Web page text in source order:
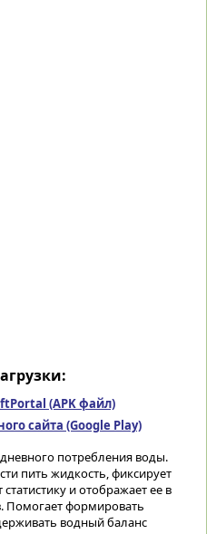
(APK файл)
сайта (Google Play)
потребления воды.
пить жидкость, фиксирует
и отображает ее в
Помогает формировать
водный баланс